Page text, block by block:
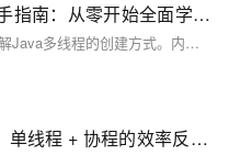
Java 多线程创建零基础入门新手指南：从零开始全面学习多线程创建方法
本文从零基础角度出发，深入浅出地讲解Java多线程的创建方式。内容涵盖继承`Thread`类、实现`Runnable`接口、使用`Callable`和`Future`接口以及线程池的创建与管理等核心知识点。通过代码示例与应用场景分析，帮助读者理解每种方式的特点及适用场景，理论结合实践，轻松掌握Java多线程编程 essentials。
干货分享“用 多线程 爬取数据”：单线程 + 协程的效率反超 3 倍，这才是 Python 异步的正确打开方式